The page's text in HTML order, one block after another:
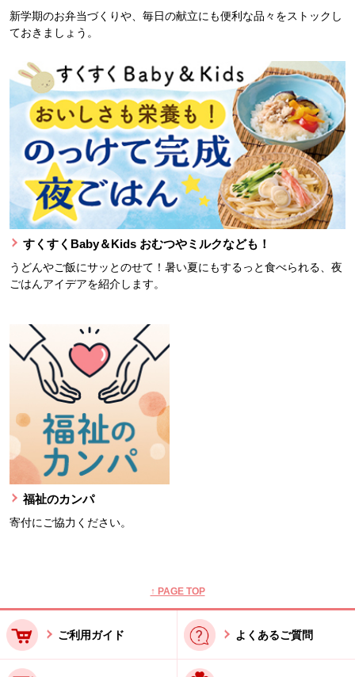
新学期のお弁当づくりや、毎日の献立にも便利な品々をストックし
ておきましょう。
すくすくBaby＆Kids おむつやミルクなども！
うどんやご飯にサッとのせて！暑い夏にもするっと食べられる、夜
ごはんアイデアを紹介します。
福祉のカンパ
寄付にご協力ください。
↑ PAGE TOP
ご利用ガイド よくあるご質問